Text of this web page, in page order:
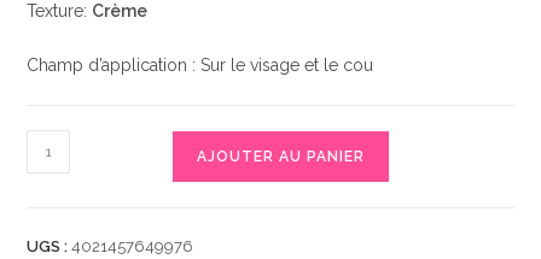
Texture: Crème
Champ d’application : Sur le visage et le cou
de
AJOUTER AU PANIER
UGS :4021457649976